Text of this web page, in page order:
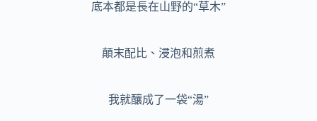
底本都是長在山野的“草木”
顛末配比、浸泡和煎煮
我就釀成了一袋“湯”